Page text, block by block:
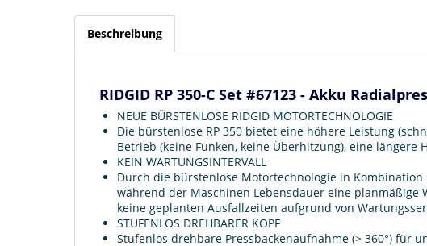
Beschreibung
RIDGID RP 350-C Set #67123 - Akku
NEUE BÜRSTENLOSE RIDGID MOTORTECHNOLOGIE
Die bürstenlose RP 350 bietet eine höhere Leistung
Betrieb (keine Funken, keine Überhitzung), eine
KEIN WARTUNGSINTERVALL
Durch die bürstenlose Motortechnologie in
während der Maschinen Lebensdauer eine
keine geplanten Ausfallzeiten aufgrund von
STUFENLOS DREHBARER KOPF
Stufenlos drehbare Pressbackenaufnahme (> 360°) für